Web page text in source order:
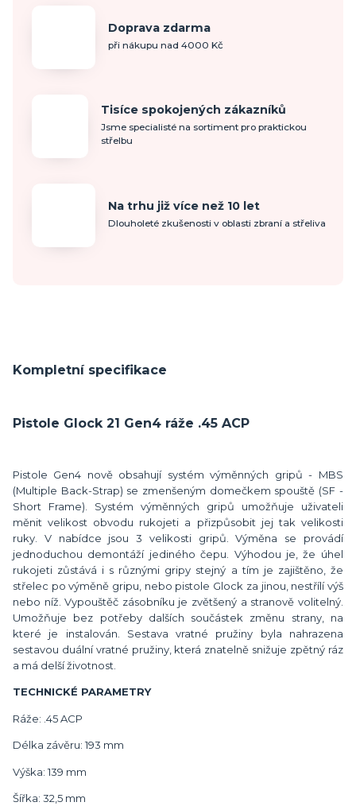
Doprava zdarma
při nákupu nad 4000 Kč
Tisíce spokojených zákazníků
Jsme specialisté na sortiment pro praktickou
střelbu
Na trhu již více než 10 let
Dlouholeté zkušenosti v oblasti zbraní a střeliva
Kompletní specifikace
Pistole Glock 21 Gen4 ráže .45 ACP
Pistole Gen4 nově obsahují systém výměnných gripů - MBS
(Multiple Back-Strap) se zmenšeným domečkem spouště (SF -
Short Frame). Systém výměnných gripů umožňuje uživateli
měnit velikost obvodu rukojeti a přizpůsobit jej tak velikosti
ruky. V nabídce jsou 3 velikosti gripů. Výměna se provádí
jednoduchou demontáží jediného čepu. Výhodou je, že úhel
rukojeti zůstává i s různými gripy stejný a tím je zajištěno, že
střelec po výměně gripu, nebo pistole Glock za jinou, nestřílí výš
nebo níž. Vypouštěč zásobníku je zvětšený a stranově volitelný.
Umožňuje bez potřeby dalších součástek změnu strany, na
které je instalován. Sestava vratné pružiny byla nahrazena
sestavou duální vratné pružiny, která znatelně snižuje zpětný ráz
a má delší životnost.
TECHNICKÉ PARAMETRY
Ráže: .45 ACP
Délka závěru: 193 mm
Výška: 139 mm
Šířka: 32,5 mm